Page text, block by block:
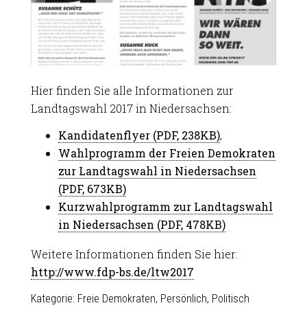
Hier finden Sie alle Informationen zur
Landtagswahl 2017 in Niedersachsen:
Kandidatenflyer (PDF, 238KB),
Wahlprogramm der Freien Demokraten
zur Landtagswahl in Niedersachsen
(PDF, 673KB)
Kurzwahlprogramm zur Landtagswahl
in Niedersachsen (PDF, 478KB)
Weitere Informationen finden Sie hier:
http://www.fdp-bs.de/ltw2017
Kategorie: Freie Demokraten, Persönlich, Politisch